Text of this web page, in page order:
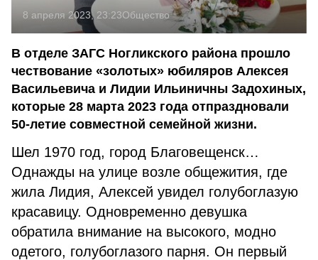
8 апреля 2023, 23:23Общество
В отделе ЗАГС Ногликского района прошло
чествование «золотых» юбиляров Алексея
Васильевича и Лидии Ильиничны Задохиных,
которые 28 марта 2023 года отпраздновали
50-летие совместной семейной жизни.
Шел 1970 год, город Благовещенск…
Однажды на улице возле общежития, где
жила Лидия, Алексей увидел голубоглазую
красавицу. Одновременно девушка
обратила внимание на высокого, модно
одетого, голубоглазого парня. Он первый